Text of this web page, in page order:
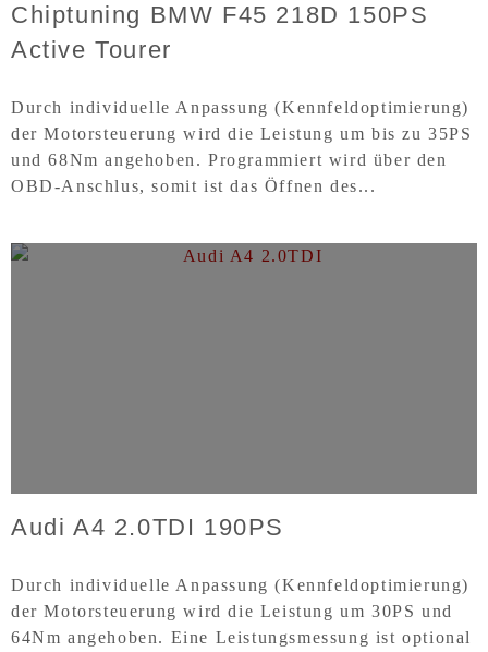
Chiptuning BMW F45 218D 150PS
Active Tourer
Durch individuelle Anpassung (Kennfeldoptimierung)
der Motorsteuerung wird die Leistung um bis zu 35PS
und 68Nm angehoben. Programmiert wird über den
OBD-Anschlus, somit ist das Öffnen des...
Audi A4 2.0TDI 190PS
Durch individuelle Anpassung (Kennfeldoptimierung)
der Motorsteuerung wird die Leistung um 30PS und
64Nm angehoben. Eine Leistungsmessung ist optional